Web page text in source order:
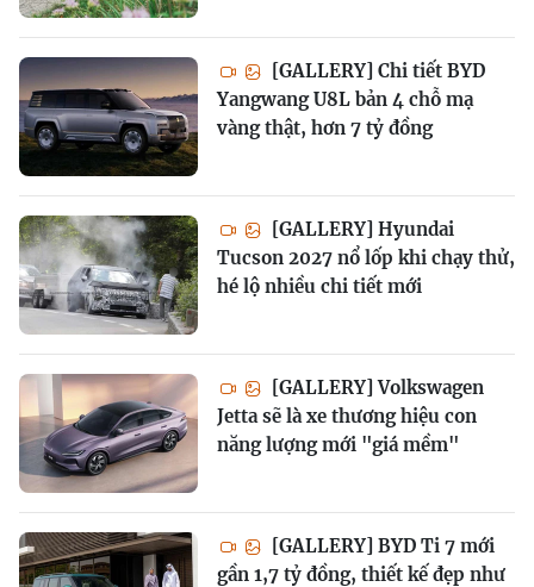
[GALLERY] Chi tiết BYD
Yangwang U8L bản 4 chỗ mạ
vàng thật, hơn 7 tỷ đồng
[GALLERY] Hyundai
Tucson 2027 nổ lốp khi chạy thử,
hé lộ nhiều chi tiết mới
[GALLERY] Volkswagen
Jetta sẽ là xe thương hiệu con
năng lượng mới "giá mềm"
[GALLERY] BYD Ti 7 mới
gần 1,7 tỷ đồng, thiết kế đẹp như